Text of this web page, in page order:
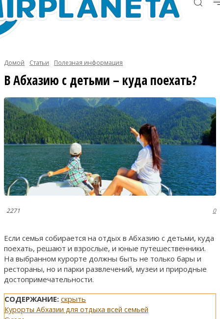
Домой Статьи Полезная информация
В Абхазию с детьми – куда поехать?
2271 0
Если семья собирается на отдых в Абхазию с детьми, куда
поехать, решают и взрослые, и юные путешественники.
На выбранном курорте должны быть не только бары и
рестораны, но и парки развлечений, музеи и природные
достопримечательности.
СОДЕРЖАНИЕ: скрыть
Курорты Абхазии для отдыха всей семьей